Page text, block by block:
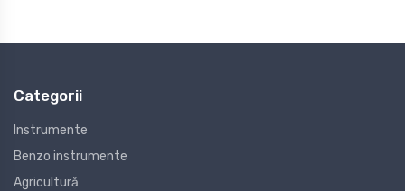
Categorii
Instrumente
Benzo instrumente
Agricultură